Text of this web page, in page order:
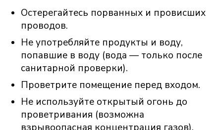
Остерегайтесь порванных и провисших
проводов.
Не употребляйте продукты и воду,
попавшие в воду (вода — только после
санитарной проверки).
Проветрите помещение перед входом.
Не используйте открытый огонь до
проветривания (возможна